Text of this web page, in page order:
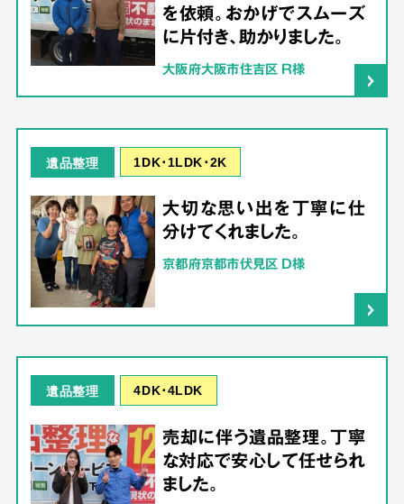
を依頼。おかげでスムーズ
に片付き、助かりました。
大阪府大阪市住吉区 R様
遺品整理 1DK･1LDK･2K
大切な思い出を丁寧に仕
分けてくれました。
京都府京都市伏見区 D様
遺品整理 4DK･4LDK
売却に伴う遺品整理。丁寧
な対応で安心して任せられ
ました。